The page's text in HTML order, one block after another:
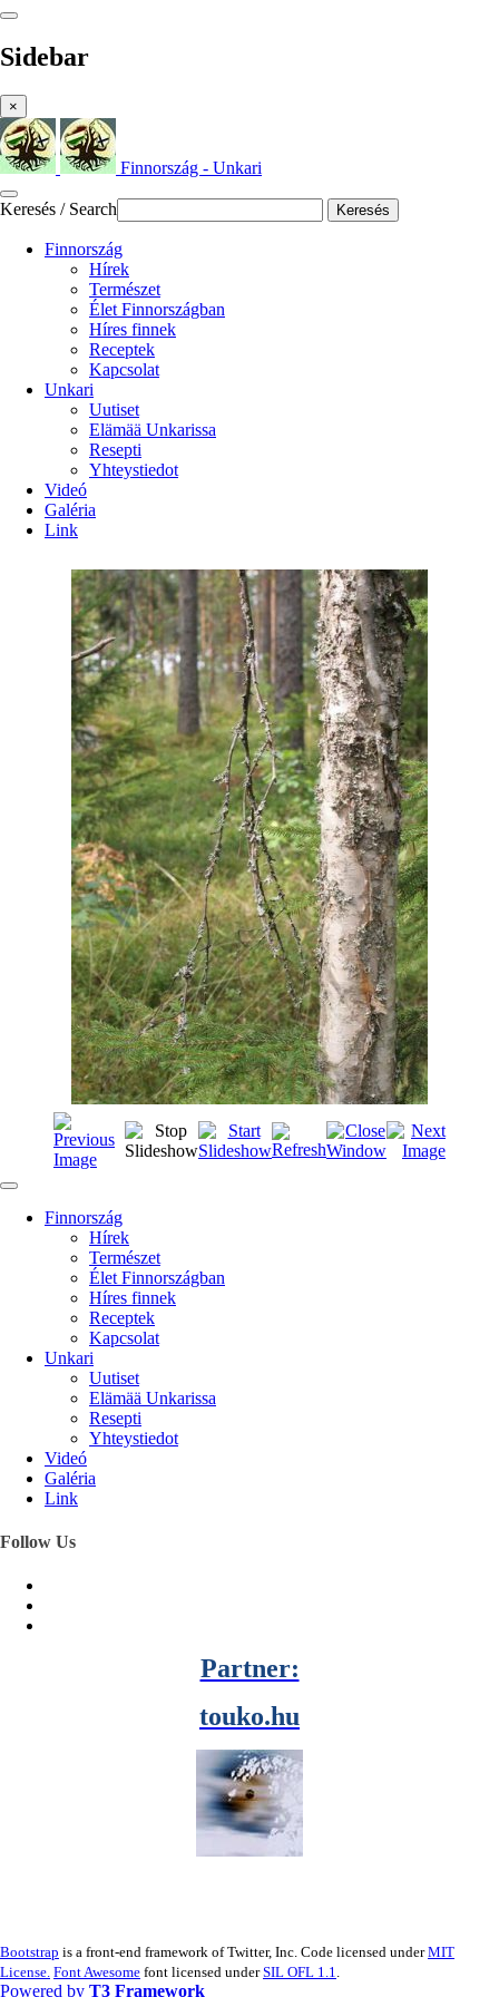
Sidebar
×
Finnország - Unkari
Keresés / Search Keresés
Finnország
Hírek
Természet
Élet Finnországban
Híres finnek
Receptek
Kapcsolat
Unkari
Uutiset
Elämää Unkarissa
Resepti
Yhteystiedot
Videó
Galéria
Link
Finnország
Hírek
Természet
Élet Finnországban
Híres finnek
Receptek
Kapcsolat
Unkari
Uutiset
Elämää Unkarissa
Resepti
Yhteystiedot
Videó
Galéria
Link
Follow Us
Partner:
touko.hu
Bootstrap is a front-end framework of Twitter, Inc. Code licensed underMIT
License. Font Awesome font licensed underSIL OFL 1.1.
Powered by T3 Framework